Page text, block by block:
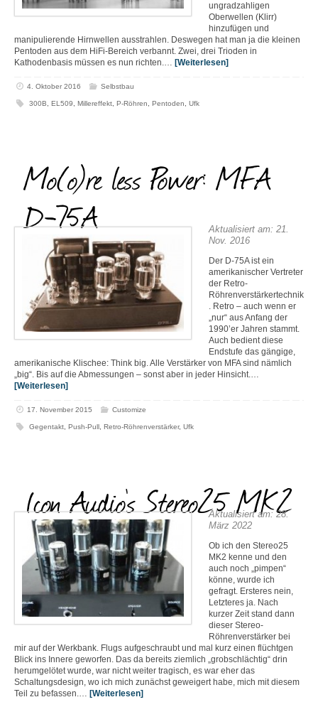
ungradzahligen
Oberwellen (Klirr)
hinzufügen und
manipulierende Hirnwellen ausstrahlen. Deswegen hat man ja die kleinen
Pentoden aus dem HiFi-Bereich verbannt. Zwei, drei Trioden in
Kathodenbasis müssen es nun richten.… [Weiterlesen]
4. Oktober 2016 Selbstbau
300B ,EL509 ,Millereffekt ,P-Röhren ,Pentoden ,Ufk
Mo(o)re less Power: MFA
D-75A
Aktualisiert am: 21.
Nov. 2016
Der D-75A ist ein
amerikanischer Vertreter
der Retro-
Röhrenverstärkertechnik
. Retro – auch wenn er
„nur“ aus Anfang der
1990’er Jahren stammt.
Auch bedient diese
Endstufe das gängige,
amerikanische Klischee: Think big. Alle Verstärker von MFA sind nämlich
„big“. Bis auf die Abmessungen – sonst aber in jeder Hinsicht.…
[Weiterlesen]
17. November 2015 Customize
Gegentakt ,Push-Pull ,Retro-Röhrenverstärker,Ufk
Icon Audio’s Stereo25 MK2
Aktualisiert am: 28.
März 2022
Ob ich den Stereo25
MK2 kenne und den
auch noch „pimpen“
könne, wurde ich
gefragt. Ersteres nein,
Letzteres ja. Nach
kurzer Zeit stand dann
dieser Stereo-
Röhrenverstärker bei
mir auf der Werkbank. Flugs aufgeschraubt und mal kurz einen flüchtgen
Blick ins Innere geworfen. Das da bereits ziemlich „grobschlächtig“ drin
herumgelötet wurde, war nicht weiter tragisch, es war eher das
Schaltungsdesign, wo ich mich zunächst geweigert habe, mich mit diesem
Teil zu befassen.… [Weiterlesen]